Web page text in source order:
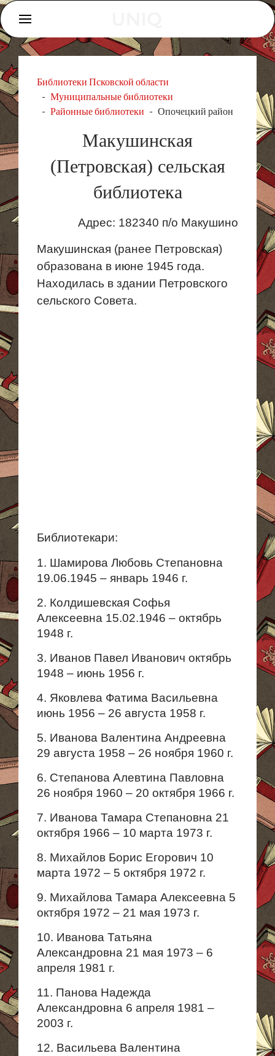
Библиотеки Псковской области
Муниципальные библиотеки
Районные библиотеки
Опочецкий район
Макушинская
(Петровская) сельская
библиотека
Адрес: 182340 п/о Макушино
Макушинская (ранее Петровская)
образована в июне 1945 года.
Находилась в здании Петровского
сельского Совета.
Библиотекари:
1. Шамирова Любовь Степановна
19.06.1945 – январь 1946 г.
2. Колдишевская Софья
Алексеевна 15.02.1946 – октябрь
1948 г.
3. Иванов Павел Иванович октябрь
1948 – июнь 1956 г.
4. Яковлева Фатима Васильевна
июнь 1956 – 26 августа 1958 г.
5. Иванова Валентина Андреевна
29 августа 1958 – 26 ноября 1960 г.
6. Степанова Алевтина Павловна
26 ноября 1960 – 20 октября 1966 г.
7. Иванова Тамара Степановна 21
октября 1966 – 10 марта 1973 г.
8. Михайлов Борис Егорович 10
марта 1972 – 5 октября 1972 г.
9. Михайлова Тамара Алексеевна 5
октября 1972 – 21 мая 1973 г.
10. Иванова Татьяна
Александровна 21 мая 1973 – 6
апреля 1981 г.
11. Панова Надежда
Александровна 6 апреля 1981 –
2003 г.
12. Васильева Валентина